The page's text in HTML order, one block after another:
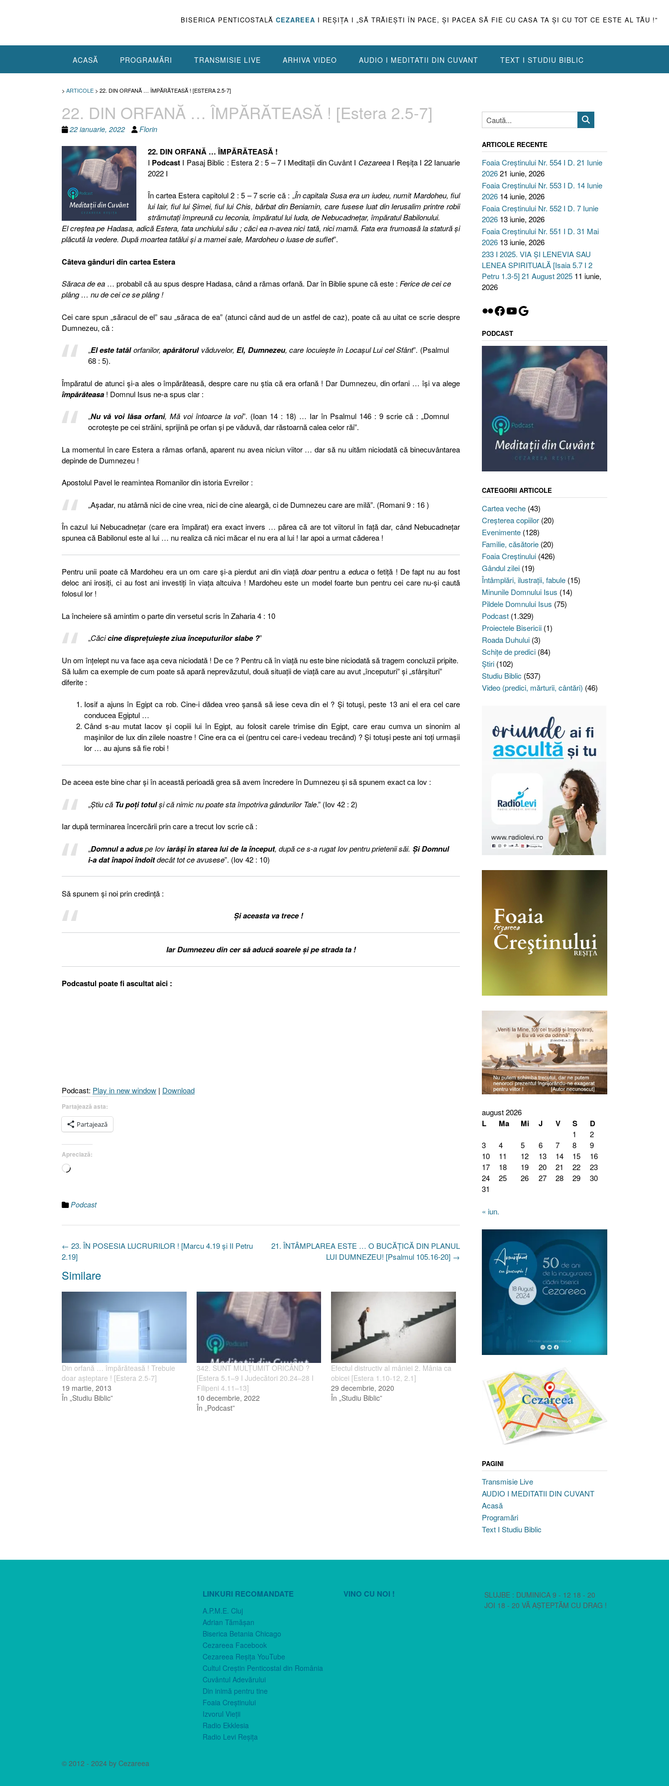
BISERICA PENTICOSTALĂ CEZAREEA I REŞIŢA I „SĂ TRĂIEŞTI ÎN PACE, ŞI PACEA SĂ FIE CU CASA TA ŞI CU TOT CE ESTE AL TĂU !”
ACASĂ PROGRAMĂRI TRANSMISIE LIVE ARHIVA VIDEO AUDIO I MEDITATII DIN CUVANT TEXT I STUDIU BIBLIC
> ARTICOLE > 22. DIN ORFANĂ … ÎMPĂRĂTEASĂ ! [ESTERA 2.5-7]
22. DIN ORFANĂ … ÎMPĂRĂTEASĂ ! [Estera 2.5-7]
22 ianuarie, 2022 Florin
22. DIN ORFANĂ … ÎMPĂRĂTEASĂ !
I PodcastI Pasaj Biblic : Estera 2 : 5 – 7 I Meditaţii din Cuvânt I CezareeaI Reşiţa I 22 Ianuarie
2022 I
În cartea Estera capitolul 2 : 5 – 7 scrie că : „În capitala Susa era un iudeu, numit Mardoheu, fiul
lui Iair, fiul lui Şimei, fiul lui Chis, bărbat din Beniamin, care fusese luat din Ierusalim printre robii
strămutaţi împreună cu Ieconia, împăratul lui Iuda, de Nebucadneţar, împăratul Babilonului.
El creştea pe Hadasa, adică Estera, fata unchiului său ; căci ea n-avea nici tată, nici mamă. Fata era frumoasă la statură şi
plăcută la vedere. După moartea tatălui şi a mamei sale, Mardoheu o luase de suflet”.
Câteva gânduri din cartea Estera
Săraca de ea … probabil că au spus despre Hadasa, când a rămas orfană. Dar în Biblie spune că este : Ferice de cei ce
plâng … nu de cei ce se plâng !
Cei care spun „săracul de el” sau „săraca de ea” (atunci când aud de un astfel de caz), poate că au uitat ce scrie despre
Dumnezeu, că :
„El este tatălorfanilor,apărătorulvăduvelor,El, Dumnezeu, care locuieşte în Locaşul Lui cel Sfânt”. (Psalmul
68 : 5).
Împăratul de atunci şi-a ales o împărăteasă, despre care nu ştia că era orfană ! Dar Dumnezeu, din orfani … îşi va alege
împărăteasa ! Domnul Isus ne-a spus clar :
„Nu vă voi lăsa orfani, Mă voi întoarce la voi”. (Ioan 14 : 18) … Iar în Psalmul 146 : 9 scrie că : „Domnul
ocroteşte pe cei străini, sprijină pe orfan şi pe văduvă, dar răstoarnă calea celor răi”.
La momentul în care Estera a rămas orfană, aparent nu avea niciun viitor … dar să nu uităm niciodată că binecuvântarea
depinde de Dumnezeu !
Apostolul Pavel le reamintea Romanilor din istoria Evreilor :
„Aşadar, nu atârnă nici de cine vrea, nici de cine aleargă, ci de Dumnezeu care are milă”. (Romani 9 : 16 )
În cazul lui Nebucadneţar (care era împărat) era exact invers … părea că are tot viitorul în faţă dar, când Nebucadneţar
spunea că Babilonul este al lui … nu realiza că nici măcar el nu era al lui ! Iar apoi a urmat căderea !
Pentru unii poate că Mardoheu era un om care şi-a pierdut ani din viaţă doarpentru a educao fetiţă ! De fapt nu au fost
deloc ani irosiţi, ci au fost ani investiţi în viaţa altcuiva ! Mardoheu este un model foarte bun pentru cei care nu-şi caută
folosul lor !
La încheiere să amintim o parte din versetul scris în Zaharia 4 : 10
„Căcicine dispreţuieşte ziua începuturilor slabe ?”
Un om înţelept nu va face aşa ceva niciodată ! De ce ? Pentru că în viaţă nu este bine niciodată să tragem concluzii pripite.
Să luăm ca exemple de cum poate să apară neprevăzutul, două situaţii de viaţă care au avut „începuturi” şi „sfârşituri”
diferite :
Iosif a ajuns în Egipt ca rob. Cine-i dădea vreo şansă să iese ceva din el ? Şi totuşi, peste 13 ani el era cel care
conducea Egiptul …
Când s-au mutat Iacov şi copiii lui în Egipt, au folosit carele trimise din Egipt, care erau cumva un sinonim al
maşinilor de lux din zilele noastre ! Cine era ca ei (pentru cei care-i vedeau trecând) ? Şi totuşi peste ani toţi urmaşii
lor … au ajuns să fie robi !
De aceea este bine char şi în această perioadă grea să avem încredere în Dumnezeu şi să spunem exact ca Iov :
„Ştiu că Tu poţi totulşi că nimic nu poate sta împotriva gândurilor Tale.” (Iov 42 : 2)
Iar după terminarea încercării prin care a trecut Iov scrie că :
„Domnul a aduspe Ioviarăşi în starea lui de la început, după ce s-a rugat Iov pentru prietenii săi. Şi Domnul
i-a dat înapoi îndoitdecât tot ce avusese”. (Iov 42 : 10)
Să spunem şi noi prin credinţă :
Şi aceasta va trece !
Iar Dumnezeu din cer să aducă soarele şi pe strada ta !
Podcastul poate fi ascultat aici :
Podcast: Play in new window | Download
Partajează asta:
Partajează
Apreciază:
Încarc...
Podcast
Post
navigation
21. ÎNTÂMPLAREA ESTE … O BUCĂŢICĂ DIN PLANUL
LUI DUMNEZEU! [Psalmul 105.16-20] →
← 23. ÎN POSESIA LUCRURILOR ! [Marcu 4.19 şi II Petru
2.19]
Similare
Din orfană … împărăteasă ! Trebuie
doar aşteptare ! [Estera 2.5-7]
19 martie, 2013
În „Studiu Biblic”
342. SUNT MULȚUMIT ORICÂND ?
[Estera 5.1–9 I Judecători 20.24–28 I
Filipeni 4.11–13]
10 decembrie, 2022
În „Podcast”
Efectul distructiv al mâniei 2. Mânia ca
obicei [Estera 1.10-12, 2.1]
29 decembrie, 2020
În „Studiu Biblic”
ARTICOLE RECENTE
Foaia Creștinului Nr. 554 I D. 21 Iunie
202621 iunie, 2026
Foaia Creștinului Nr. 553 I D. 14 Iunie
2026 14 iunie, 2026
Foaia Creștinului Nr. 552 I D. 7 Iunie
2026 13 iunie, 2026
Foaia Creștinului Nr. 551 I D. 31 Mai
2026 13 iunie, 2026
233 I 2025. VIA ȘI LENEVIA SAU
LENEA SPIRITUALĂ [Isaia 5.7 I 2
Petru 1.3-5] 21 August 2025 11 iunie,
2026
Flickr
Facebook
YouTube
Google
PODCAST
CATEGORII ARTICOLE
Cartea veche(43)
Creşterea copiilor(20)
Evenimente(128)
Familie, căsătorie(20)
Foaia Creştinului(426)
Gândul zilei(19)
Întâmplări, ilustraţii, fabule(15)
Minunile Domnului Isus (14)
Pildele Domnului Isus (75)
Podcast(1.329)
Proiectele Bisericii(1)
Roada Duhului(3)
Schiţe de predici(84)
Ştiri(102)
Studiu Biblic (537)
Video (predici, mărturii, cântări) (46)
august 2026
L Ma Mi J V S D
1
2
3
4 5 6 7 8
9
10
11 12 13 14 15
16
17
18 19 20 21 22
23
24
25 26 27 28 29
30
31
« iun.
PAGINI
Transmisie Live
AUDIO I MEDITATII DIN CUVANT
Acasă
Programări
Text I Studiu Biblic
LINKURI RECOMANDATE
A.P.M.E. Cluj
Adrian Tămăşan
Biserica Betania Chicago
Cezareea Facebook
Cezareea Reşiţa YouTube
Cultul Creştin Penticostal din România
Cuvântul Adevărului
Din inimă pentru tine
Foaia Creştinului
Izvorul Vieţii
Radio Ekklesia
Radio Levi Reşiţa
VINO CU NOI !
SLUJBE : DUMINICA 9 - 12 18 - 20
JOI 18 - 20 VĂ AȘTEPTĂM CU DRAG !
© 2012 - 2024 by Cezareea